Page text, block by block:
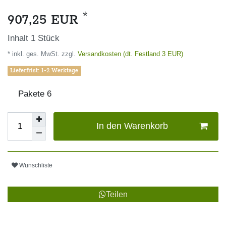
907,25 EUR *
Inhalt 1 Stück
* inkl. ges. MwSt. zzgl. Versandkosten (dt. Festland 3 EUR)
Lieferfrist: 1-2 Werktage
Pakete 6
In den Warenkorb
Wunschliste
Teilen